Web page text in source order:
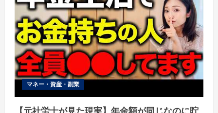
マネー・資産・副業
【元社労士が見た現実】年金額が同じなのに貯